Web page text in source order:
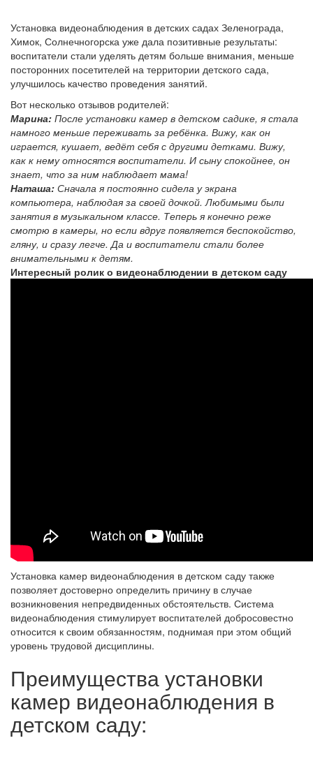
Установка видеонаблюдения в детских садах Зеленограда,
Химок, Солнечногорска уже дала позитивные результаты:
воспитатели стали уделять детям больше внимания, меньше
посторонних посетителей на территории детского сада,
улучшилось качество проведения занятий.
Вот несколько отзывов родителей:
Марина: После установки камер в детском садике, я стала
намного меньше переживать за ребёнка. Вижу, как он
играется, кушает, ведёт себя с другими детками. Вижу,
как к нему относятся воспитатели. И сыну спокойнее, он
знает, что за ним наблюдает мама!
Наташа: Сначала я постоянно сидела у экрана
компьютера, наблюдая за своей дочкой. Любимыми были
занятия в музыкальном классе. Теперь я конечно реже
смотрю в камеры, но если вдруг появляется беспокойство,
гляну, и сразу легче. Да и воспитатели стали более
внимательными к детям.
Интересный ролик о видеонаблюдении в детском саду
Установка камер видеонаблюдения в детском саду также
позволяет достоверно определить причину в случае
возникновения непредвиденных обстоятельств. Система
видеонаблюдения стимулирует воспитателей добросовестно
относится к своим обязанностям, поднимая при этом общий
уровень трудовой дисциплины.
Преимущества установки
камер видеонаблюдения в
детском саду: